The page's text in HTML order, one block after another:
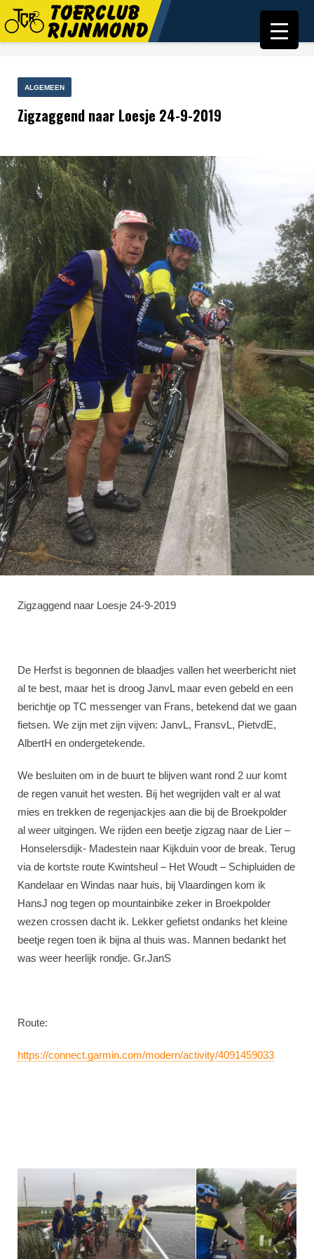
ALGEMEEN
Zigzaggend naar Loesje 24-9-2019
Zigzaggend naar Loesje 24-9-2019
De Herfst is begonnen de blaadjes vallen het weerbericht niet
al te best, maar het is droog JanvL maar even gebeld en een
berichtje op TC messenger van Frans, betekend dat we gaan
fietsen. We zijn met zijn vijven: JanvL, FransvL, PietvdE,
AlbertH en ondergetekende.
We besluiten om in de buurt te blijven want rond 2 uur komt
de regen vanuit het westen. Bij het wegrijden valt er al wat
mies en trekken de regenjackjes aan die bij de Broekpolder
al weer uitgingen. We rijden een beetje zigzag naar de Lier –
Honselersdijk- Madestein naar Kijkduin voor de break. Terug
via de kortste route Kwintsheul – Het Woudt – Schipluiden de
Kandelaar en Windas naar huis, bij Vlaardingen kom ik
HansJ nog tegen op mountainbike zeker in Broekpolder
wezen crossen dacht ik. Lekker gefietst ondanks het kleine
beetje regen toen ik bijna al thuis was. Mannen bedankt het
was weer heerlijk rondje. Gr.JanS
Route:
https://connect.garmin.com/modern/activity/4091459033